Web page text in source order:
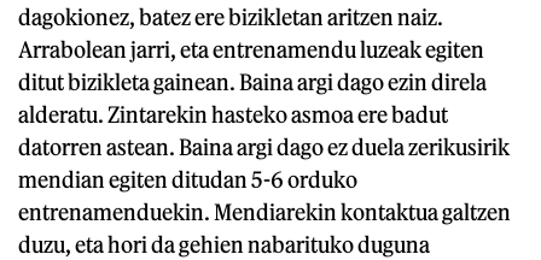
dagokionez, batez ere bizikletan aritzen naiz.
Arrabolean jarri, eta entrenamendu luzeak egiten
ditut bizikleta gainean. Baina argi dago ezin direla
alderatu. Zintarekin hasteko asmoa ere badut
datorren astean. Baina argi dago ez duela zerikusirik
mendian egiten ditudan 5-6 orduko
entrenamenduekin. Mendiarekin kontaktua galtzen
duzu, eta hori da gehien nabarituko duguna